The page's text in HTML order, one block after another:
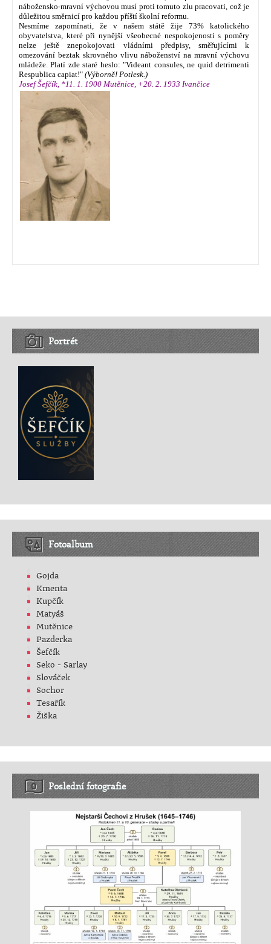
nábožensko-mravní výchovou musí proti tomuto zlu pracovati, což je
důležitou směrnicí pro každou příští školní reformu.
Nesmíme zapomínati, že v našem státě žije 73% katolického
obyvatelstva, které při nynější všeobecné nespokojenosti s poměry
nelze ještě znepokojovati vládními předpisy, směřujícími k
omezování beztak skrovného vlivu náboženství na mravní výchovu
mládeže. Platí zde staré heslo: "Videant consules, ne quid detrimenti
Respublica capiat!" (Výborně! Potlesk.)
Josef Šefčík, *11. 1. 1900 Mutěnice, +20. 2. 1933 Ivančice
Portrét
Fotoalbum
Gojda
Kmenta
Kupčík
Matyáš
Mutěnice
Pazderka
Šefčík
Seko - Sarlay
Slováček
Sochor
Tesařík
Žiška
Poslední fotografie